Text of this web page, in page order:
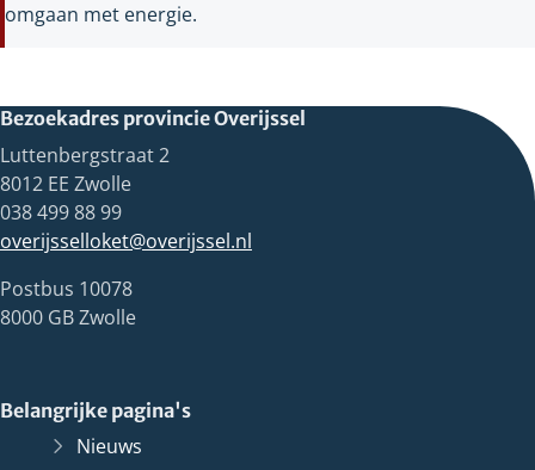
omgaan met energie.
Bezoekadres provincie Overijssel
Luttenbergstraat 2
8012 EE Zwolle
038 499 88 99
overijsselloket@overijssel.nl
Postbus 10078
8000 GB Zwolle
Belangrijke pagina's
Nieuws